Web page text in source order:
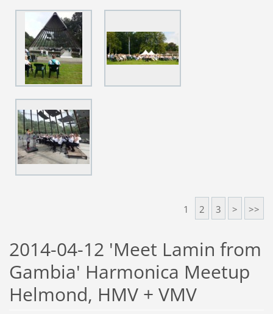
1 2 3 > >>
2014-04-12 'Meet Lamin from
Gambia' Harmonica Meetup
Helmond, HMV + VMV